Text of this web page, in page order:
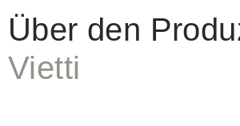
Abgang. Im Gesamtbild
durch eine herrliche
Kraft und Schliff, Feinheit
Über den
Vietti